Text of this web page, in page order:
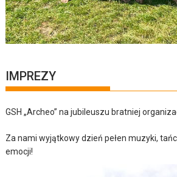
IMPREZY
GSH „Archeo” na jubileuszu bratniej
Za nami wyjątkowy dzień pełen muzyki,
emocji!